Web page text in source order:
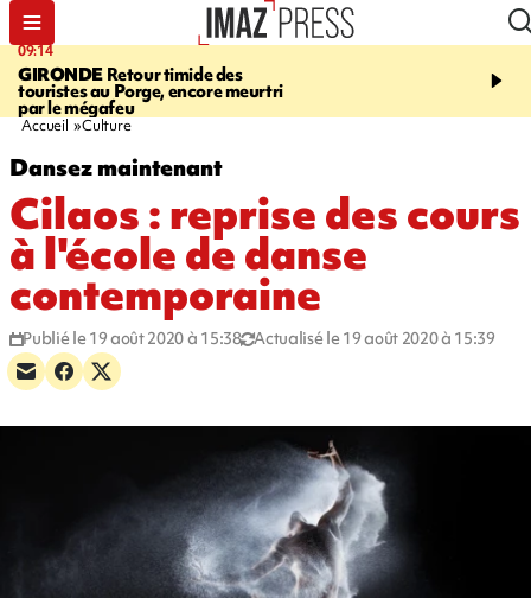
09:14
GIRONDE Retour timide des
touristes au Porge, encore meurtri
par le mégafeu
13:09
Des
font cinq morts en
Accueil Culture
Dansez maintenant
Cilaos : reprise des cours
à l'école de danse
contemporaine
Publié le 19 août 2020 à 15:38 Actualisé le 19 août 2020 à 15:39